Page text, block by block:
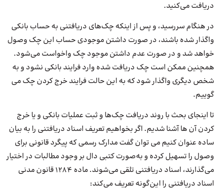
دریافت می‌کنید.
در هنگام سررسید، و پس از اینکه چک‌های دریافتنی به حساب بانکی
واگذار شده باشند، در صورت داشتن موجودی حساب این چک وصول
خواهد شد و در صورت عدم داشتن موجود چک واخواست می‌شود.
همچنین ممکن است چک دریافت شده وارد فرایند بانکی نشود و به
شخص دیگری واگذار شود که به این حالت فرایند خرج کردن چک می
گوییم.
تا اینجای بحث با روند دریافت چک‌ها و ثبت عملیات بانکی و یا خرج
کردن آن ها آشنا شدیم. اگر بخواهیم تعریف اسناد دریافتنی را به بیان
ساده عنوان کنیم می توان گفت مدارک رسمی که پیگرد قانونی برای
وصول را تسهیل کرده و به‌صورت کتبی دال بر وجود مطالبات در اختیار
می‌گذارند، اسناد دریافتنی تلقی می‌شوند. ماده ۱۲۸۴ قانون مدنی
اسناد دریافتنی را این‌گونه تعریف می‌کند: